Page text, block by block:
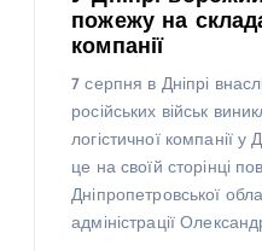
пожежу на
компанії
7 серпня в Дніпрі
російських військ
логістичної компанії
це на своїй сторінці
Дніпропетровської
адміністрації